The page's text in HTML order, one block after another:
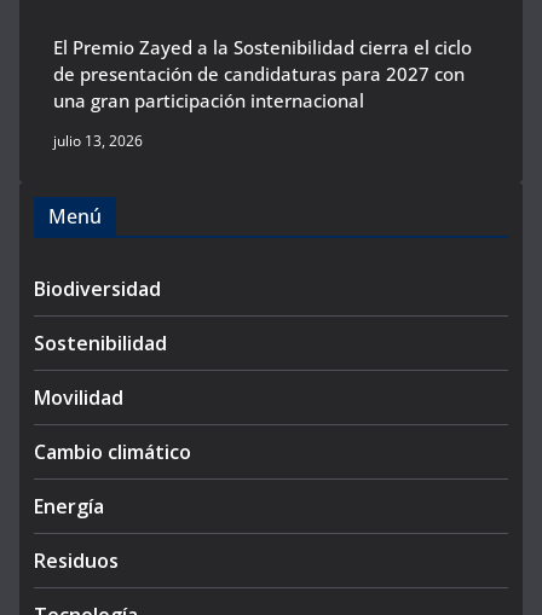
El Premio Zayed a la Sostenibilidad cierra el ciclo
de presentación de candidaturas para 2027 con
una gran participación internacional
julio 13, 2026
Menú
Biodiversidad
Sostenibilidad
Movilidad
Cambio climático
Energía
Residuos